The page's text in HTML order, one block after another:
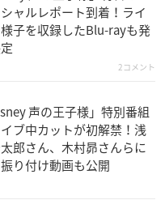
ャルレポート到着！ライ
子を収録したBlu-rayも発
2コメント
声の王子様」特別番組
ブ中カットが初解禁！浅
郎さん、木村昴さんらに
り付け動画も公開